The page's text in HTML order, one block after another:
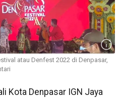
atau Denfest 2022 di Denpasar,
Kota Denpasar IGN Jaya